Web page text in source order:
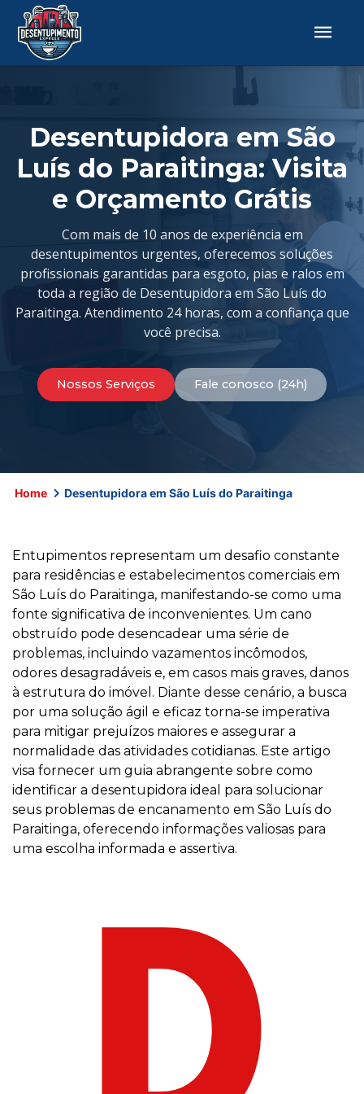
Desentupidora em São
Luís do Paraitinga: Visita
e Orçamento Grátis
Com mais de 10 anos de experiência em
desentupimentos urgentes, oferecemos soluções
profissionais garantidas para esgoto, pias e ralos em
toda a região de Desentupidora em São Luís do
Paraitinga. Atendimento 24 horas, com a confiança que
você precisa.
Nossos Serviços Fale conosco (24h)
Home Desentupidora em São Luís do Paraitinga
Entupimentos representam um desafio constante
para residências e estabelecimentos comerciais em
São Luís do Paraitinga, manifestando-se como uma
fonte significativa de inconvenientes. Um cano
obstruído pode desencadear uma série de
problemas, incluindo vazamentos incômodos,
odores desagradáveis e, em casos mais graves, danos
à estrutura do imóvel. Diante desse cenário, a busca
por uma solução ágil e eficaz torna-se imperativa
para mitigar prejuízos maiores e assegurar a
normalidade das atividades cotidianas. Este artigo
visa fornecer um guia abrangente sobre como
identificar a desentupidora ideal para solucionar
seus problemas de encanamento em São Luís do
Paraitinga, oferecendo informações valiosas para
uma escolha informada e assertiva.